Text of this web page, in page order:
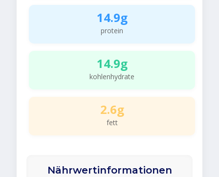
14.9g
protein
14.9g
kohlenhydrate
2.6g
fett
Nährwertinformationen